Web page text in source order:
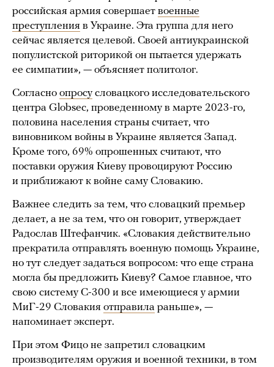
российская армия совершает военные
преступления в Украине. Эта группа для него
сейчас является целевой. Своей антиукраинской
популистской риторикой он пытается удержать
ее симпатии», — объясняет политолог.
Согласно опросусловацкого исследовательского
центра Globsec, проведенному в марте 2023-го,
половина населения страны считает, что
виновником войны в Украине является Запад.
Кроме того, 69% опрошенных считают, что
поставки оружия Киеву провоцируют Россию
и приближают к войне саму Словакию.
Важнее следить за тем, что словацкий премьер
делает, а не за тем, что он говорит, утверждает
Радослав Штефанчик. «Словакия действительно
прекратила отправлять военную помощь Украине,
но тут следует задаться вопросом: что еще страна
могла бы предложить Киеву? Самое главное, что
свою систему С-300 и все имеющиеся у армии
МиГ-29 Словакия отправила раньше», —
напоминает эксперт.
При этом Фицо не запретил словацким
производителям оружия и военной техники, в том